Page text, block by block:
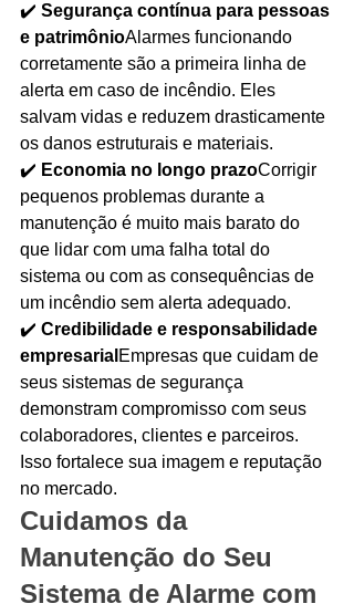
✔️ Segurança contínua para pessoas
e patrimônioAlarmes funcionando
corretamente são a primeira linha de
alerta em caso de incêndio. Eles
salvam vidas e reduzem drasticamente
os danos estruturais e materiais.
✔️ Economia no longo prazoCorrigir
pequenos problemas durante a
manutenção é muito mais barato do
que lidar com uma falha total do
sistema ou com as consequências de
um incêndio sem alerta adequado.
✔️ Credibilidade e responsabilidade
empresarial Empresas que cuidam de
seus sistemas de segurança
demonstram compromisso com seus
colaboradores, clientes e parceiros.
Isso fortalece sua imagem e reputação
no mercado.
Cuidamos da
Manutenção do Seu
Sistema de Alarme com